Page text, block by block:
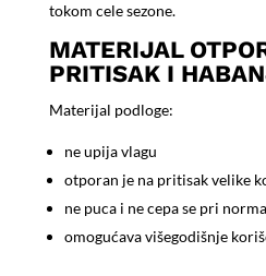
tokom cele sezone.
MATERIJAL
PRITISAK I
Materijal podloge:
ne upija vlagu
otporan je na pritisak velike
ne puca i ne cepa se pri
omogućava višegodišnje